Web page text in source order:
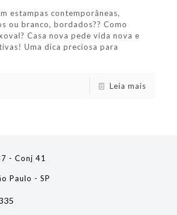
estampas contemporâneas,
ou branco, bordados?? Como
Casa nova pede vida nova e
Uma dica preciosa para
Leia mais
- Conj 41
Paulo - SP